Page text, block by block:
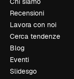
Recensioni
Lavora con noi
Cerca tendenze
Blog
Eventi
Slidesgo